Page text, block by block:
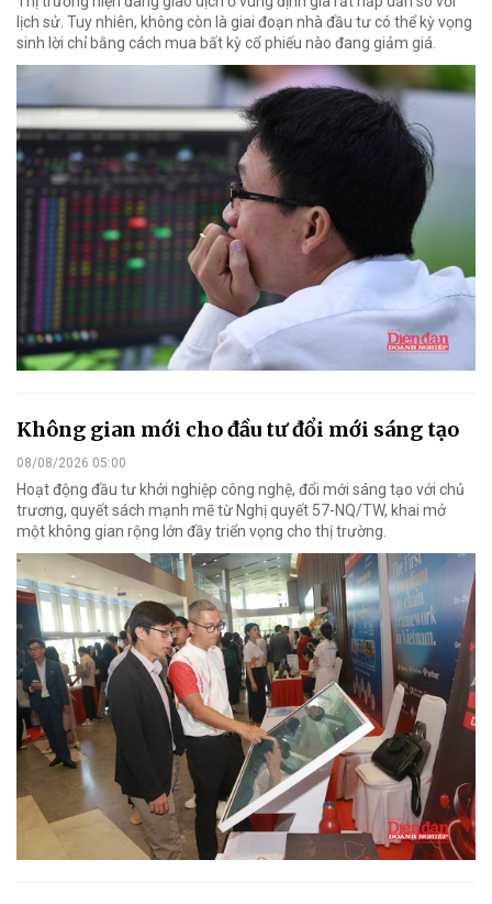
lịch sử. Tuy nhiên, không còn là giai đoạn nhà đầu tư có thể kỳ vọng
sinh lời chỉ bằng cách mua bất kỳ cổ phiếu nào đang giảm giá.
Không gian mới cho đầu tư đổi mới sáng tạo
08/08/2026 05:00
Hoạt động đầu tư khởi nghiệp công nghệ, đổi mới sáng tạo với chủ
trương, quyết sách mạnh mẽ từ Nghị quyết 57-NQ/TW, khai mở
một không gian rộng lớn đầy triển vọng cho thị trường.